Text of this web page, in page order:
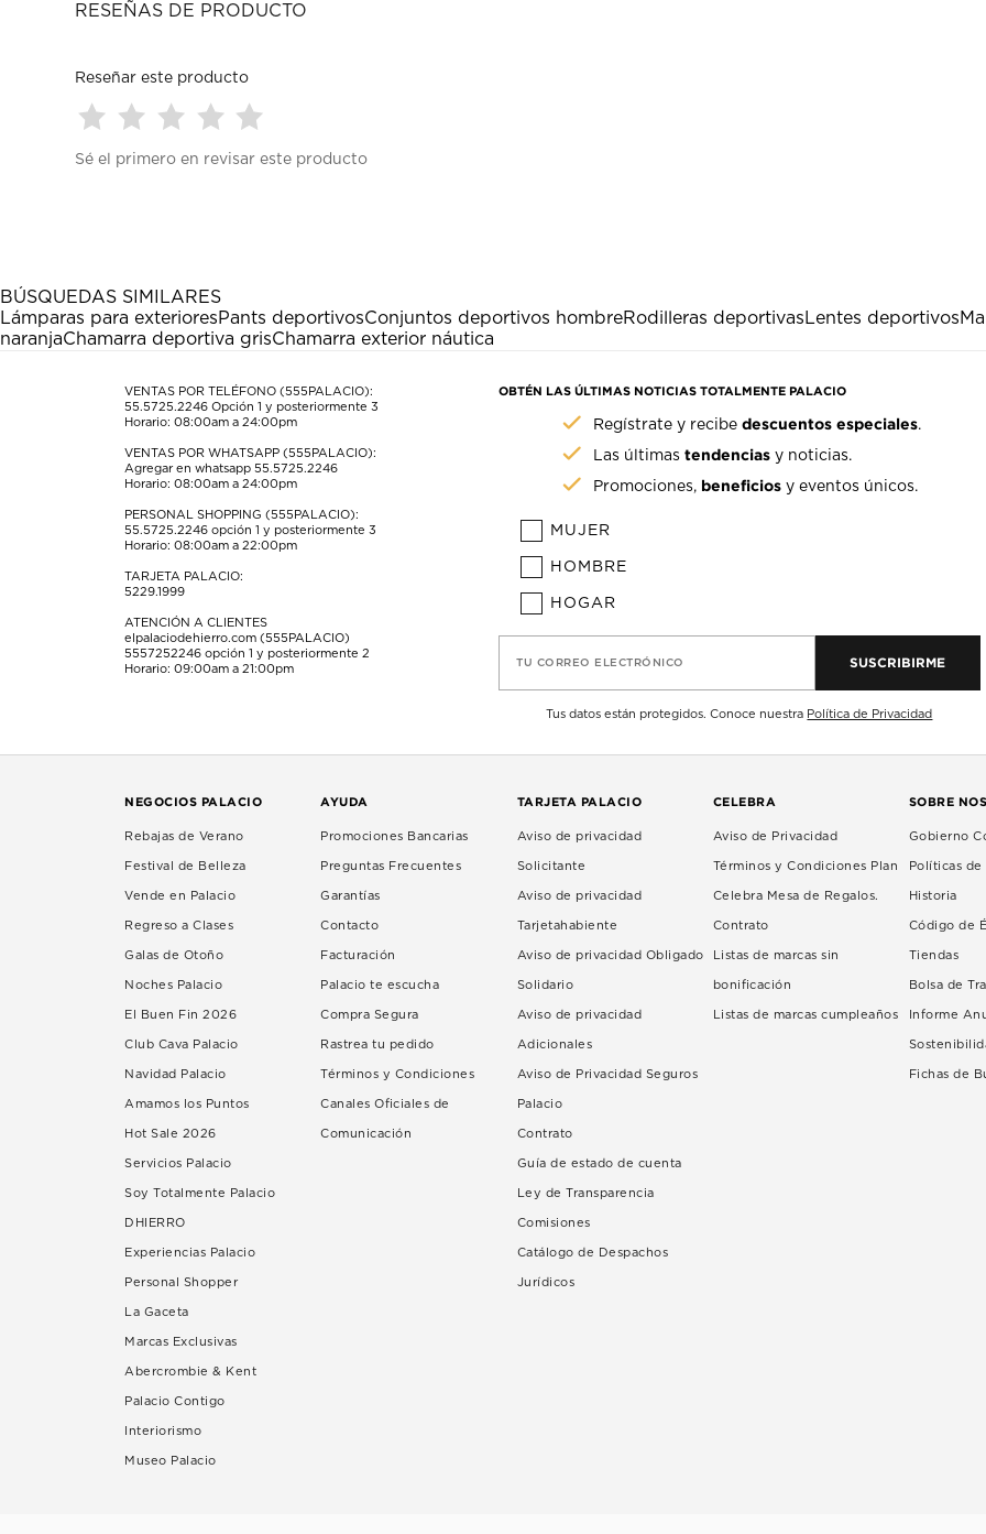
RESEÑAS DE PRODUCTO
Reseñar este producto
para
estrella
Esta
acción
abrirá
formulario
para
estrellas.
Esta
acción
abrirá
formulario
de
para
estrellas.
Esta
acción
abrirá
formulario
de
para
estrellas.
Esta
acción
abrirá
formulario
de
para
Esta
acción
abrirá
formulario
de
envío.
Sé el primero en revisar este producto
BÚSQUEDAS SIMILARES
Lámparas para exterioresPants deportivosConjuntos deportivos hombreRodilleras deportivasLentes deportivos
naranjaChamarra deportiva grisChamarra exterior náutica
VENTAS POR TELÉFONO (555PALACIO):
55.5725.2246 Opción 1 y posteriormente 3
Horario: 08:00am a 24:00pm
VENTAS POR WHATSAPP (555PALACIO):
Agregar en whatsapp 55.5725.2246
Horario: 08:00am a 24:00pm
PERSONAL SHOPPING (555PALACIO):
55.5725.2246 opción 1 y posteriormente 3
Horario: 08:00am a 22:00pm
TARJETA PALACIO:
5229.1999
ATENCIÓN A CLIENTES
elpalaciodehierro.com (555PALACIO)
5557252246 opción 1 y posteriormente 2
Horario: 09:00am a 21:00pm
OBTÉN LAS ÚLTIMAS NOTICIAS TOTALMENTE PALACIO
Regístrate y recibedescuentos especiales.
Las últimastendencias y noticias.
Promociones, beneficios y eventos únicos.
MUJER
HOMBRE
HOGAR
TU CORREO ELECTRÓNICO SUSCRIBIRME
Tus datos están protegidos. Conoce nuestra Política de Privacidad
NEGOCIOS PALACIO
Rebajas de Verano
Festival de Belleza
Vende en Palacio
Regreso a Clases
Galas de Otoño
Noches Palacio
El Buen Fin 2026
Club Cava Palacio
Navidad Palacio
Amamos los Puntos
Hot Sale 2026
Servicios Palacio
Soy Totalmente Palacio
DHIERRO
Experiencias Palacio
Personal Shopper
La Gaceta
Marcas Exclusivas
Abercrombie & Kent
Palacio Contigo
Interiorismo
Museo Palacio
AYUDA
Promociones Bancarias
Preguntas Frecuentes
Garantías
Contacto
Facturación
Palacio te escucha
Compra Segura
Rastrea tu pedido
Términos y Condiciones
Canales Oficiales de
Comunicación
TARJETA PALACIO
Aviso de privacidad
Solicitante
Aviso de privacidad
Tarjetahabiente
Aviso de privacidad Obligado
Solidario
Aviso de privacidad
Adicionales
Aviso de Privacidad Seguros
Palacio
Contrato
Guía de estado de cuenta
Ley de Transparencia
Comisiones
Catálogo de Despachos
Jurídicos
CELEBRA
Aviso de Privacidad
Términos y Condiciones Plan
Celebra Mesa de Regalos.
Contrato
Listas de marcas sin
bonificación
Listas de marcas cumpleaños
SOBRE
Gobierno
Políticas
Historia
Código de
Tiendas
Bolsa de
Informe
Fichas de